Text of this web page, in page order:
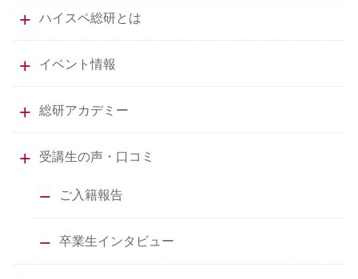
ハイスペ総研とは
イベント情報
総研アカデミー
受講生の声・口コミ
ご入籍報告
卒業生インタビュー